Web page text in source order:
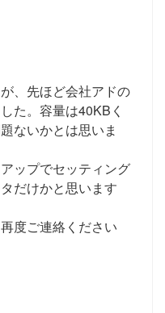
、先ほど会社アドの
た。容量は40KBく
ないかとは思いま
ップでセッティング
だけかと思います
度ご連絡ください